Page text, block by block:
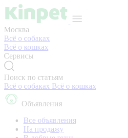
Москва
Всё о собаках
Всё о кошках
Сервисы
Поиск по статьям
Всё о собаках Всё о кошках
Объявления
Все объявления
На продажу